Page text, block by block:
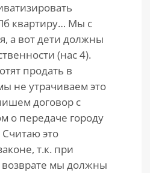
квартиру… Мы с
а вот дети должны
(нас 4).
продать в
не утрачиваем это
договор с
о передаче городу
это
т.к. при
мы должны